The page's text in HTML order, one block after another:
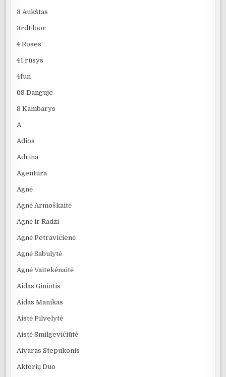
3 Aukštas
3rdFloor
4 Roses
41 rūsys
4fun
69 Danguje
8 Kambarys
A
Adios
Adrina
Agentūra
Agnė
Agnė Armoškaitė
Agnė ir Radži
Agnė Petravičienė
Agnė Sabulytė
Agnė Vaitekėnaitė
Aidas Giniotis
Aidas Manikas
Aistė Pilvelytė
Aistė Smilgevičiūtė
Aivaras Stepukonis
Aktorių Duo